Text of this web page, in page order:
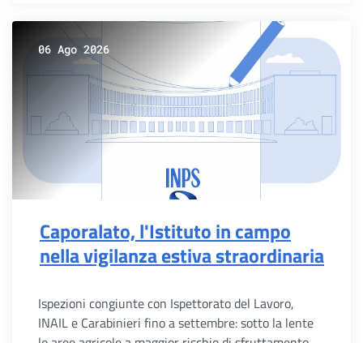
06 Ago 2026
Caporalato, l'Istituto in campo
nella vigilanza estiva straordinaria
Ispezioni congiunte con Ispettorato del Lavoro,
INAIL e Carabinieri fino a settembre: sotto la lente